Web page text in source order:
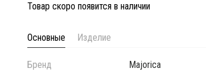
Товар скоро появится в наличии
Основные Изделие
Бренд
Majorica